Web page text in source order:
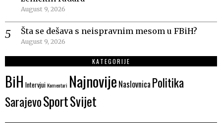
August 9, 2026
Šta se dešava s neispravnim mesom u FBiH?
August 9, 2026
KATEGORIJE
BiH IntervjuiKomentari Najnovije Naslovnica Politika
SarajevoSportSvijet